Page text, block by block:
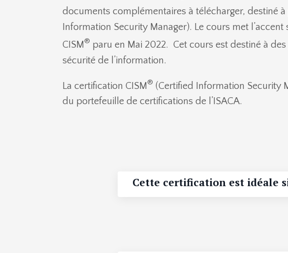
documents complémentaires à télécharger, destiné
Information Security Manager). Le cours met
CISM® paru en Mai 2022. Cet cours est destiné à
sécurité de l’information.
La certification CISM® (Certified Information Security
du portefeuille de certifications de l’ISACA.
Cette certification est idéale